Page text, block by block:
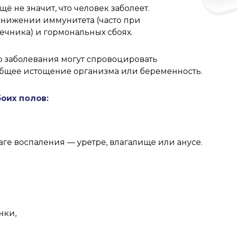
не значит, что человек заболеет.
иммунитета (часто при
и гормональных сбоях.
могут спровоцировать
истощение организма или беременность.
полов:
воспаления — уретре, влагалище или анусе.